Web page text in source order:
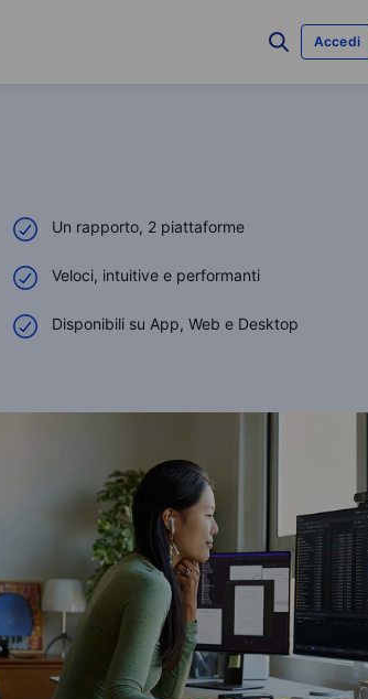
Accedi
Un rapporto, 2 piattaforme
Veloci, intuitive e performanti
Disponibili su App, Web e Desktop